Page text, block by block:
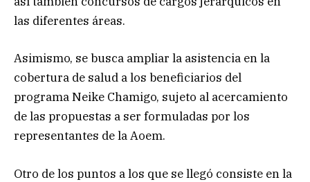
las diferentes áreas.
Asimismo, se busca ampliar la asistencia en la
cobertura de salud a los beneficiarios del
programa Neike Chamigo, sujeto al acercamiento
de las propuestas a ser formuladas por los
representantes de la Aoem.
Otro de los puntos a los que se llegó consiste en la